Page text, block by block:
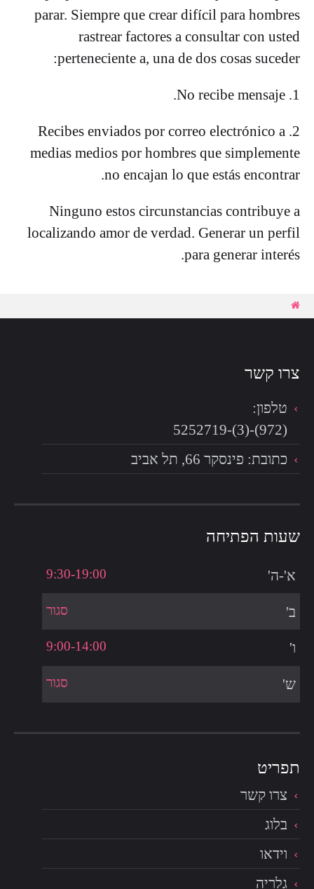
parar. Siempre que crear difícil para hombres
rastrear factores a consultar con usted
perteneciente a, una de dos cosas suceder:
1. No recibe mensaje.
2. Recibes enviados por correo electrónico a
medias medios por hombres que simplemente
no encajan lo que estás encontrar.
Ninguno estos circunstancias contribuye a
localizando amor de verdad. Generar un perfil
para generar interés.
צרו קשר
טלפון:
(972)-(3)-5252719
כתובת: פינסקר 66, תל אביב
שעות הפתיחה
א'-ה' 9:30-19:00
ב' סגור
ו' 9:00-14:00
ש' סגור
צרו קשר
בלוג
וידאו
גלריה